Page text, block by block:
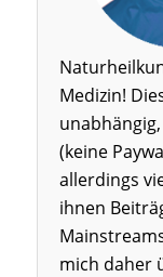
Medizin!
(keine
allerdings
ihnen
mich daher